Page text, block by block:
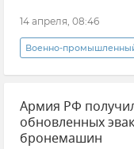
14 апреля, 08:46
Военно-
Беспилотник (БПЛА,
Новости СВО
Беспилотные войска
Армия РФ
обновленных
бронемашин